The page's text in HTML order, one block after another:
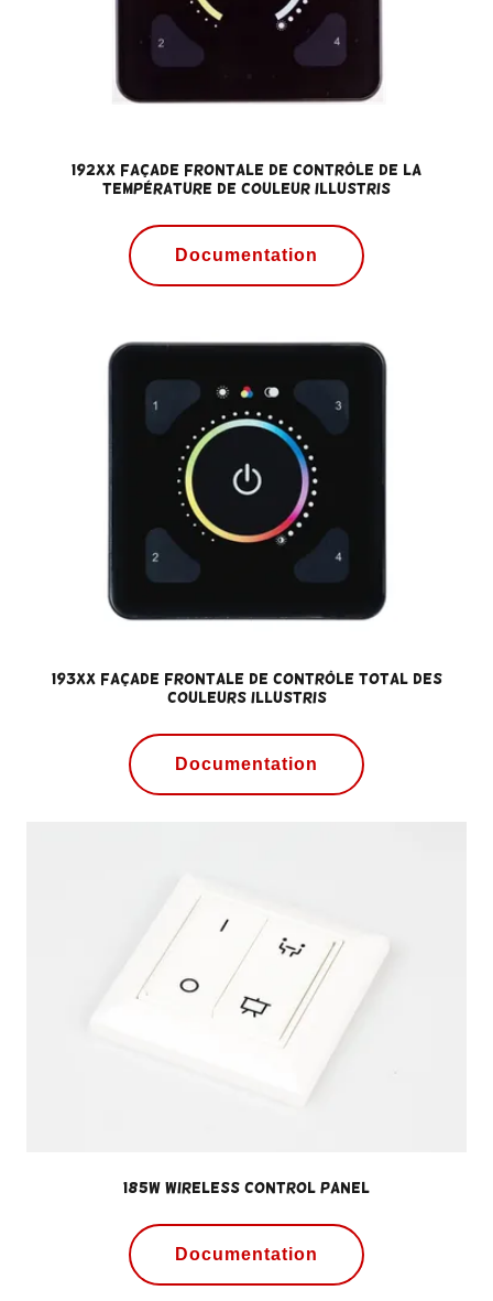
192xx Façade frontale de contrôle de la
température de couleur ILLUSTRIS
Documentation
193xx Façade frontale de contrôle total des
couleurs ILLUSTRIS
Documentation
185W Wireless Control Panel
Documentation